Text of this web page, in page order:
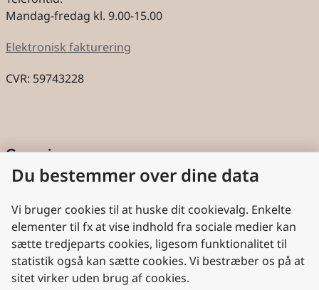
Mandag-fredag kl. 9.00-15.00
Elektronisk fakturering
CVR: 59743228
Genveje
Cookies
Aktindsigt
Persondatabeskyttelse
Nyttige links
Du bestemmer over dine data
Vi bruger cookies til at huske dit cookievalg. Enkelte
elementer til fx at vise indhold fra sociale medier kan
sætte tredjeparts cookies, ligesom funktionalitet til
statistik også kan sætte cookies. Vi bestræber os på at
sitet virker uden brug af cookies.